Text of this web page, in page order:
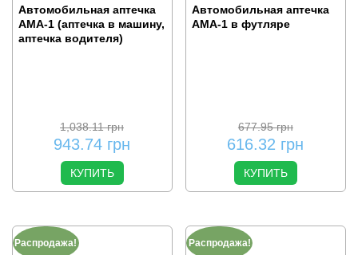
Автомобильная аптечка
АМА-1 (аптечка в машину,
аптечка водителя)
1,038.11грн
943.74 грн
КУПИТЬ
Автомобильная аптечка
АМА-1 в футляре
677.95грн
616.32 грн
КУПИТЬ
Распродажа! Распродажа!